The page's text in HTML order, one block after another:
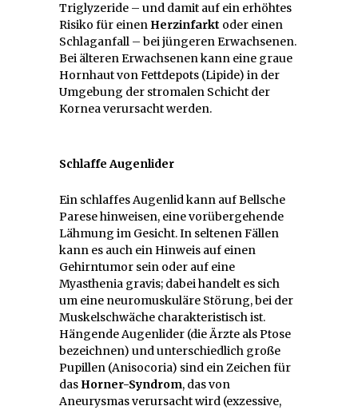
Triglyzeride – und damit auf ein erhöhtes
Risiko für einen Herzinfarkt oder einen
Schlaganfall – bei jüngeren Erwachsenen.
Bei älteren Erwachsenen kann eine graue
Hornhaut von Fettdepots (Lipide) in der
Umgebung der stromalen Schicht der
Kornea verursacht werden.
Schlaffe Augenlider
Ein schlaffes Augenlid kann auf Bellsche
Parese hinweisen, eine vorübergehende
Lähmung im Gesicht. In seltenen Fällen
kann es auch ein Hinweis auf einen
Gehirntumor sein oder auf eine
Myasthenia gravis; dabei handelt es sich
um eine neuromuskuläre Störung, bei der
Muskelschwäche charakteristisch ist.
Hängende Augenlider (die Ärzte als Ptose
bezeichnen) und unterschiedlich große
Pupillen (Anisocoria) sind ein Zeichen für
das Horner-Syndrom, das von
Aneurysmas verursacht wird (exzessive,